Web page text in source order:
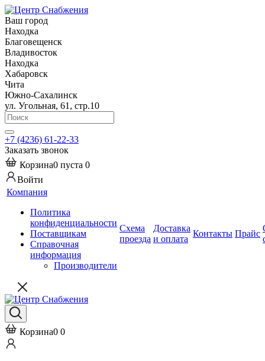
Ваш город
Находка
Благовещенск
Владивосток
Находка
Хабаровск
Чита
Южно-Сахалинск
ул. Угольная, 61, стр.10
+7 (4236) 61-22-33
Заказать звонок
Корзина0 пуста 0
Войти
Компания
Политика
конфиденциальности
Поставщикам
Справочная
информация
Производители
Схема
проезда
Доставка
и оплата
Контакты Прайс
Корзина0 0